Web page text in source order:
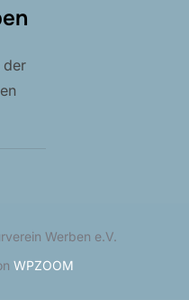
der
Werben e.V.
WPZOOM